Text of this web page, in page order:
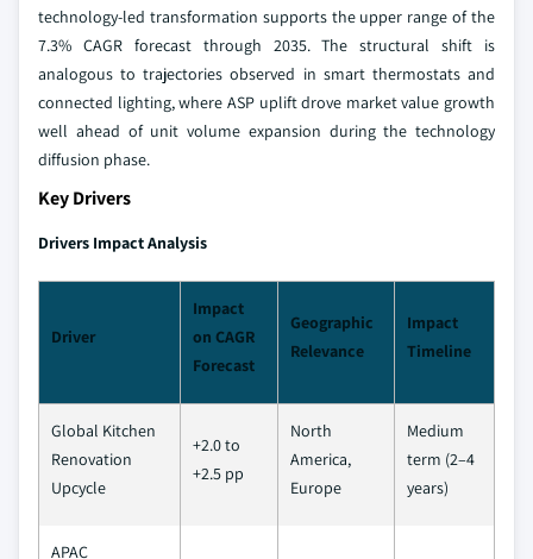
technology-led transformation supports the upper range of the
7.3% CAGR forecast through 2035. The structural shift is
analogous to trajectories observed in smart thermostats and
connected lighting, where ASP uplift drove market value growth
well ahead of unit volume expansion during the technology
diffusion phase.
Key Drivers
Drivers Impact Analysis
Driver
Impact
on CAGR
Forecast
Geographic
Relevance
Impact
Timeline
Global Kitchen
Renovation
Upcycle
+2.0 to
+2.5 pp
North
America,
Europe
Medium
term (2–4
years)
APAC